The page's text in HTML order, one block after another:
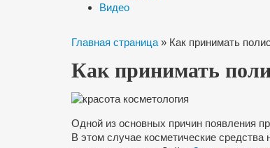
Видео
Главная страница » Как принимать
Как принимать
Одной из основных причин появления
В этом случае косметические